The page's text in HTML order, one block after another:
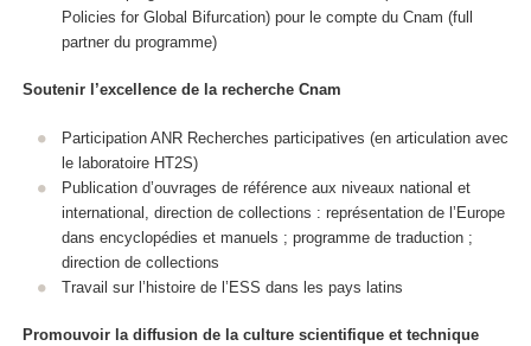
Policies for Global Bifurcation) pour le compte du Cnam (full
partner du programme)
Soutenir l’excellence de la recherche Cnam
Participation ANR Recherches participatives (en articulation avec
le laboratoire HT2S)
Publication d’ouvrages de référence aux niveaux national et
international, direction de collections : représentation de l’Europe
dans encyclopédies et manuels ; programme de traduction ;
direction de collections
Travail sur l’histoire de l’ESS dans les pays latins
Promouvoir la diffusion de la culture scientifique et technique